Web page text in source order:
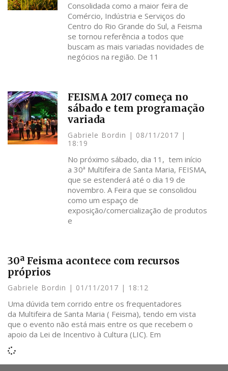
Consolidada como a maior feira de
Comércio, Indústria e Serviços do
Centro do Rio Grande do Sul, a Feisma
se tornou referência a todos que
buscam as mais variadas novidades de
negócios na região. De 11
FEISMA 2017 começa no
sábado e tem programação
variada
Gabriele Bordin
08/11/2017
18:19
No próximo sábado, dia 11, tem início
a 30ª Multifeira de Santa Maria, FEISMA,
que se estenderá até o dia 19 de
novembro. A Feira que se consolidou
como um espaço de
exposição/comercialização de produtos
e
30ª Feisma acontece com recursos
próprios
Gabriele Bordin 01/11/2017 18:12
Uma dúvida tem corrido entre os frequentadores
da Multifeira de Santa Maria ( Feisma), tendo em vista
que o evento não está mais entre os que recebem o
apoio da Lei de Incentivo à Cultura (LIC). Em